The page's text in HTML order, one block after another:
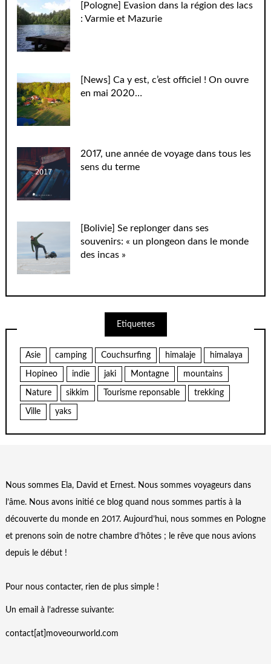
[Pologne] Evasion dans la région des lacs
: Varmie et Mazurie
[News] Ca y est, c’est officiel ! On ouvre
en mai 2020…
2017, une année de voyage dans tous les
sens du terme
[Bolivie] Se replonger dans ses
souvenirs: « un plongeon dans le monde
des incas »
Etiquettes
Asie camping Couchsurfing himalaje himalaya
Hopineo indie jaki Montagne mountains
Nature sikkim Tourisme reponsable trekking
Ville yaks
Nous sommes Ela, David et Ernest. Nous sommes voyageurs dans
l’âme. Nous avons initié ce blog quand nous sommes partis à la
découverte du monde en 2017. Aujourd’hui, nous sommes en Pologne
et prenons soin de notre chambre d’hôtes ; le rêve que nous avions
depuis le début !
Pour nous contacter, rien de plus simple !
Un email à l’adresse suivante:
contact[at]moveourworld.com